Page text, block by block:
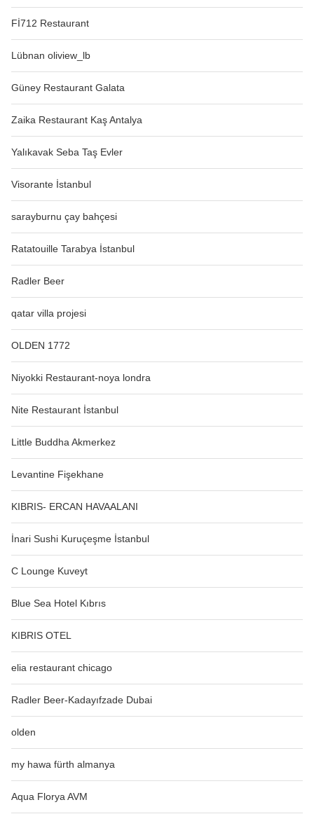
Fİ712 Restaurant
Lübnan oliview_lb
Güney Restaurant Galata
Zaika Restaurant Kaş Antalya
Yalıkavak Seba Taş Evler
Visorante İstanbul
sarayburnu çay bahçesi
Ratatouille Tarabya İstanbul
Radler Beer
qatar villa projesi
OLDEN 1772
Niyokki Restaurant-noya londra
Nite Restaurant İstanbul
Little Buddha Akmerkez
Levantine Fişekhane
KIBRIS- ERCAN HAVAALANI
İnari Sushi Kuruçeşme İstanbul
C Lounge Kuveyt
Blue Sea Hotel Kıbrıs
KIBRIS OTEL
elia restaurant chicago
Radler Beer-Kadayıfzade Dubai
olden
my hawa fürth almanya
Aqua Florya AVM